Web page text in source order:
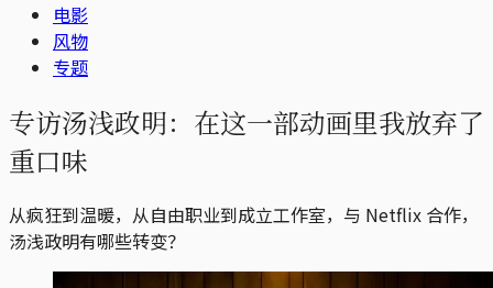
电影
风物
专题
专访汤浅政明：在这一部动画里我放弃了
重口味
从疯狂到温暖，从自由职业到成立工作室，与 Netflix 合作，
汤浅政明有哪些转变？